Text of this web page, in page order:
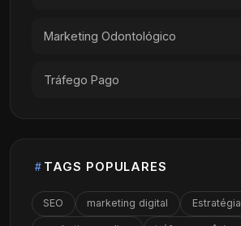
Marketing Odontológico
Tráfego Pago
TAGS POPULARES
SEO marketing digital Estratégia